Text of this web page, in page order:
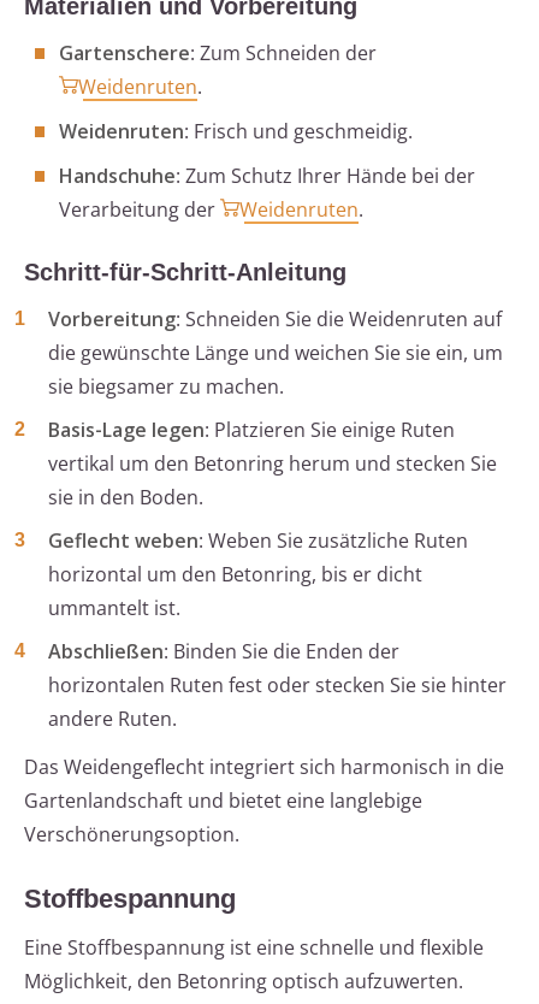
Materialien und Vorbereitung
Gartenschere: Zum Schneiden der
Weidenruten.
Weidenruten: Frisch und geschmeidig.
Handschuhe: Zum Schutz Ihrer Hände bei der
Verarbeitung der
Weidenruten.
Schritt-für-Schritt-Anleitung
Vorbereitung: Schneiden Sie die Weidenruten auf
die gewünschte Länge und weichen Sie sie ein, um
sie biegsamer zu machen.
Basis-Lage legen: Platzieren Sie einige Ruten
vertikal um den Betonring herum und stecken Sie
sie in den Boden.
Geflecht weben: Weben Sie zusätzliche Ruten
horizontal um den Betonring, bis er dicht
ummantelt ist.
Abschließen: Binden Sie die Enden der
horizontalen Ruten fest oder stecken Sie sie hinter
andere Ruten.
Das Weidengeflecht integriert sich harmonisch in die
Gartenlandschaft und bietet eine langlebige
Verschönerungsoption.
Stoffbespannung
Eine Stoffbespannung ist eine schnelle und flexible
Möglichkeit, den Betonring optisch aufzuwerten.